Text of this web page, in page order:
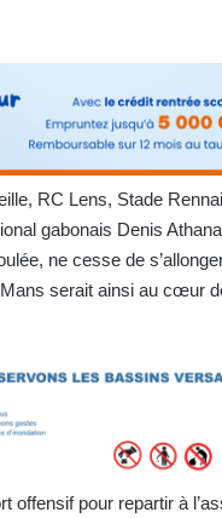
RC Lens, Stade
gabonais Denis
ne cesse de
serait ainsi au cœur
offensif pour repartir à